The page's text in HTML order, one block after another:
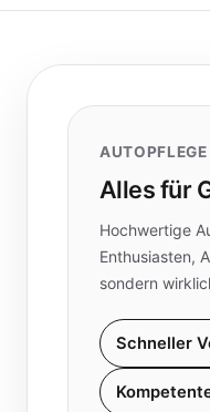
Alles für
Hochwertige
Enthusiasten,
sondern
Schneller